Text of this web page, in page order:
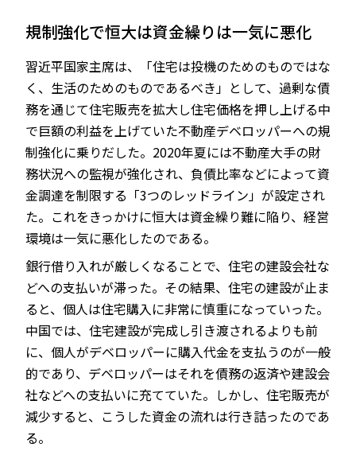
規制強化で恒大は資金繰りは一気に悪化
習近平国家主席は、「住宅は投機のためのものではな
く、生活のためのものであるべき」として、過剰な債
務を通じて住宅販売を拡大し住宅価格を押し上げる中
で巨額の利益を上げていた不動産デベロッパーへの規
制強化に乗りだした。2020年夏には不動産大手の財
務状況への監視が強化され、負債比率などによって資
金調達を制限する「3つのレッドライン」が設定され
た。これをきっかけに恒大は資金繰り難に陥り、経営
環境は一気に悪化したのである。
銀行借り入れが厳しくなることで、住宅の建設会社な
どへの支払いが滞った。その結果、住宅の建設が止ま
ると、個人は住宅購入に非常に慎重になっていった。
中国では、住宅建設が完成し引き渡されるよりも前
に、個人がデベロッパーに購入代金を支払うのが一般
的であり、デベロッパーはそれを債務の返済や建設会
社などへの支払いに充てていた。しかし、住宅販売が
減少すると、こうした資金の流れは行き詰ったのであ
る。